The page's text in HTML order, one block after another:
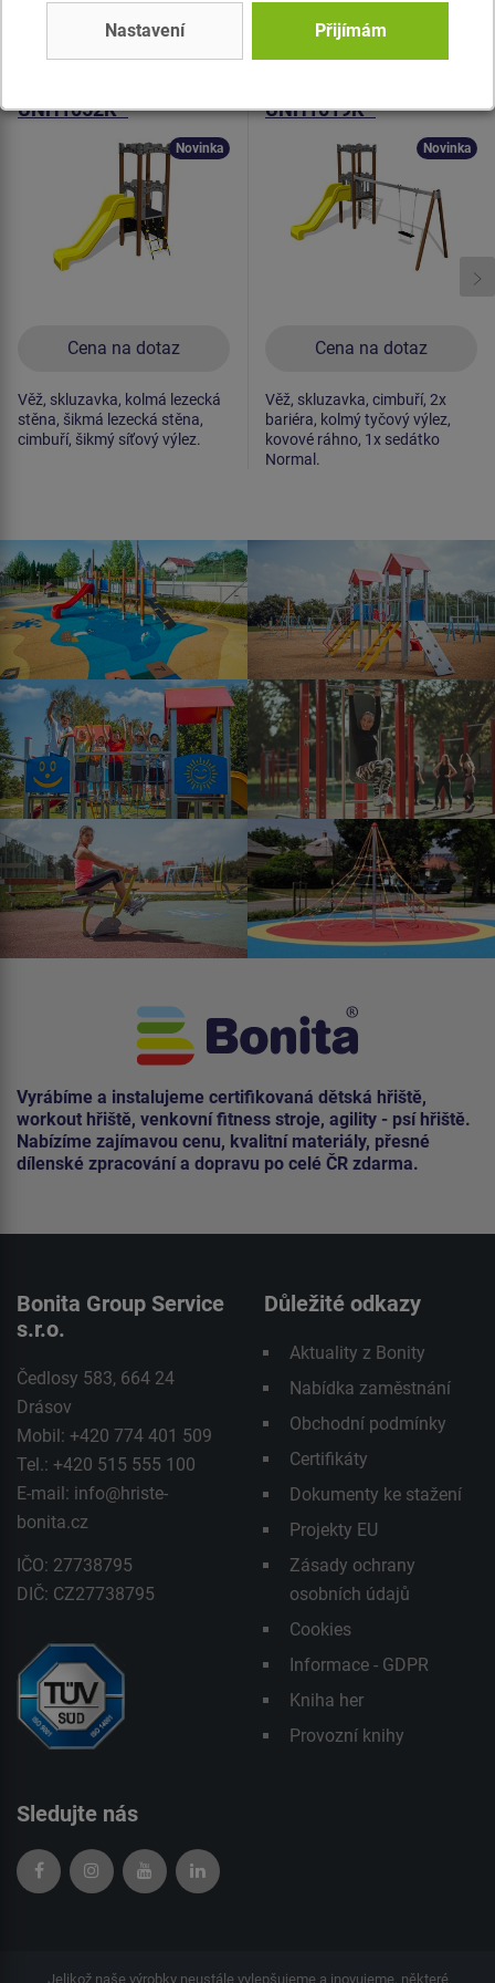
UNH1052K -
Cena na dotaz
Novinka
Věž, skluzavka, kolmá lezecká
stěna, šikmá lezecká stěna,
cimbuří, šikmý síťový výlez.
UNH1019K -
Cena na dotaz
Novinka
Věž, skluzavka, cimbuří, 2x
bariéra, kolmý tyčový výlez,
kovové ráhno, 1x sedátko
Normal.
Vyrábíme a instalujeme certifikovaná dětská hřiště,
workout hřiště, venkovní fitness stroje, agility - psí hřiště.
Nabízíme zajímavou cenu, kvalitní materiály, přesné
dílenské zpracování a dopravu po celé ČR zdarma.
Bonita Group Service
s.r.o.
Čedlosy 583, 664 24
Drásov
Mobil: +420 774 401 509
Tel.: +420 515 555 100
E-mail: info@hriste-
bonita.cz
IČO: 27738795
DIČ: CZ27738795
Důležité odkazy
Aktuality z Bonity
Nabídka zaměstnání
Obchodní podmínky
Certifikáty
Dokumenty ke stažení
Projekty EU
Zásady ochrany
osobních údajů
Cookies
Informace - GDPR
Kniha her
Provozní knihy
Sledujte nás
Jelikož naše výrobky neustále vylepšujeme a inovujeme, některé
Nastavení Přijímám